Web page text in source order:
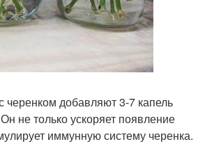
черенком добавляют 3-7 капель
не только ускоряет появление
иммунную систему черенка.